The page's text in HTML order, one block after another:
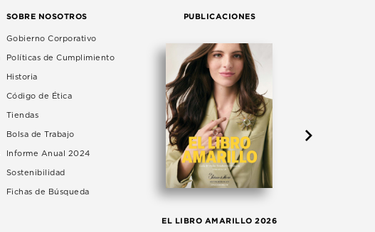
SOBRE NOSOTROS
Gobierno Corporativo
Políticas de Cumplimiento
Historia
Código de Ética
Tiendas
Bolsa de Trabajo
Informe Anual 2024
Sostenibilidad
Fichas de Búsqueda
PUBLICACIONES
EL LIBRO AMARILLO 2026